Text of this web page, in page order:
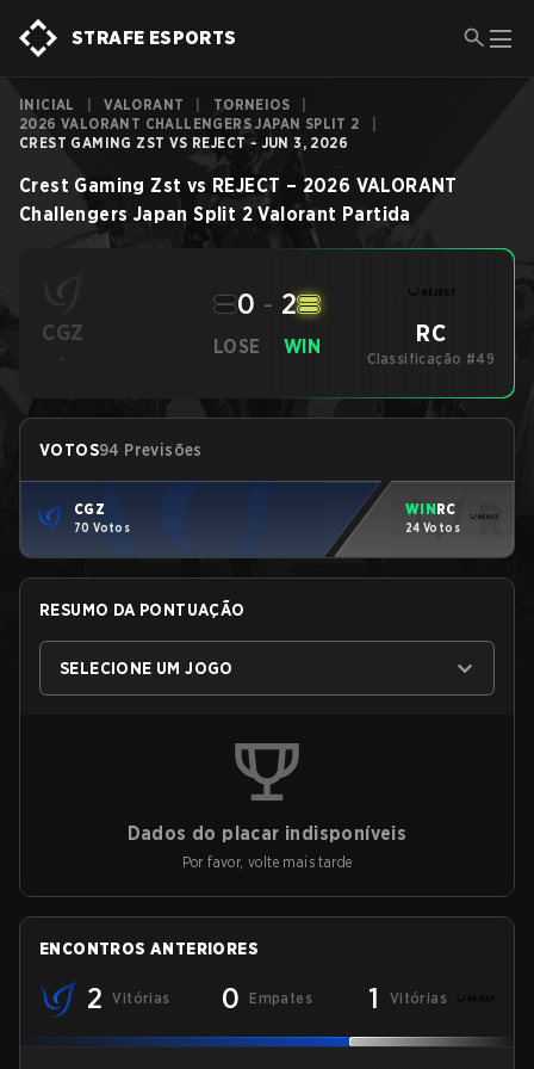
STRAFE ESPORTS
INICIAL VALORANT TORNEIOS
2026 VALORANT CHALLENGERS JAPAN SPLIT 2
CREST GAMING ZST VS REJECT - JUN 3, 2026
Crest Gaming Zst vs REJECT – 2026 VALORANT
Challengers Japan Split 2 Valorant Partida
CGZ
-
LOSE
0 - 2
WIN RC
Classificação #49
VOTOS94 Previsões
CGZ
70 Votos
WINRC
24 Votos
RESUMO DA PONTUAÇÃO
SELECIONE UM JOGO
Dados do placar indisponíveis
Por favor, volte mais tarde
ENCONTROS ANTERIORES
2 Vitórias 0 Empates 1 Vitórias